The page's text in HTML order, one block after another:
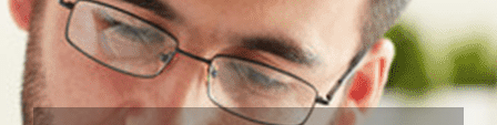
Skip to content